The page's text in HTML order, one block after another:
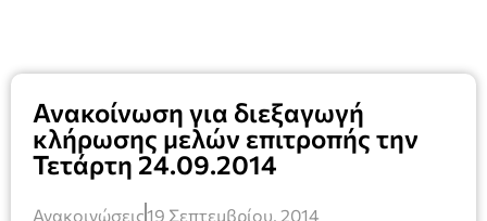
Ανακοίνωση για διεξαγωγή
κλήρωσης μελών επιτροπής την
Τετάρτη 24.09.2014
Ανακοινώσεις19 Σεπτεμβρίου, 2014